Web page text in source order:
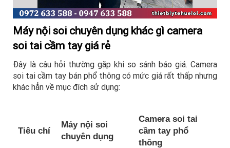
Máy nội soi chuyên dụng khác gì camera
soi tai cầm tay giá rẻ
Đây là câu hỏi thường gặp khi so sánh báo giá. Camera
soi tai cầm tay bán phổ thông có mức giá rất thấp nhưng
khác hẳn về mục đích sử dụng:
Tiêu chí
Máy nội soi
chuyên dụng
Camera soi tai
cầm tay phổ
thông